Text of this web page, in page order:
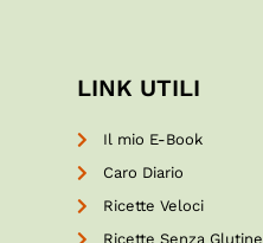
LINK UTILI
Il mio E-Book
Caro Diario
Ricette Veloci
Ricette Senza Glutine